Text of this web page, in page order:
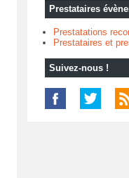
Prestataires
Prestatations
Prestataires et
Suivez-nous !